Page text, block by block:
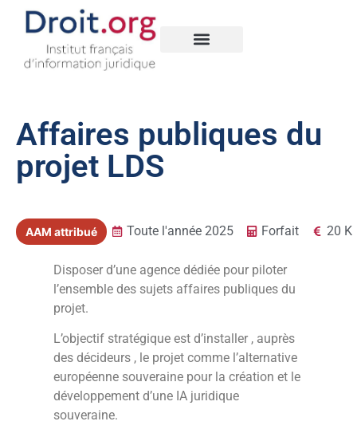
Affaires publiques du
projet LDS
AAM attribué Toute l'année 2025 Forfait 20 K
Disposer d’une agence dédiée pour piloter
l’ensemble des sujets affaires publiques du
projet.
L’objectif stratégique est d’installer , auprès
des décideurs , le projet comme l’alternative
européenne souveraine pour la création et le
développement d’une IA juridique
souveraine.